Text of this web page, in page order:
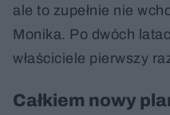
ale to zupełnie nie
Monika. Po dwóch
właściciele pierwszy
Całkiem nowy